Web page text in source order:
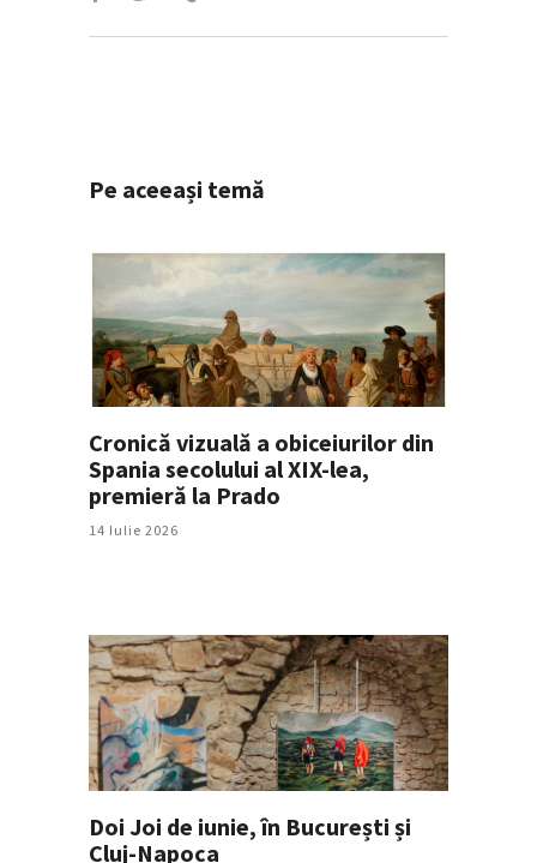
Pe aceeași temă
Cronică vizuală a obiceiurilor din
Spania secolului al XIX-lea,
premieră la Prado
14 Iulie 2026
Doi Joi de iunie, în București și
Cluj-Napoca